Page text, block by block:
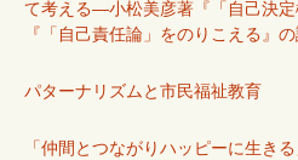
て考える―小松美彦著『「自己決
『「自己責任論」をのりこえる』
パターナリズムと市民福祉教育
「仲間とつながりハッピーに生き